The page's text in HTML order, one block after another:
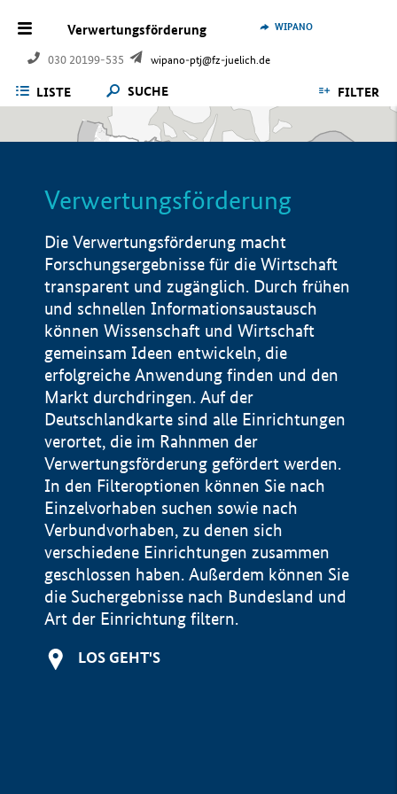
Verwertungsförderung
030 20199-535 wipano-ptj@fz-juelich.de
WIPANO
LISTE SUCHE FILTER
Verwertungsförderung
Die Verwertungsförderung macht
Forschungsergebnisse für die Wirtschaft
transparent und zugänglich. Durch frühen
und schnellen Informationsaustausch
können Wissenschaft und Wirtschaft
gemeinsam Ideen entwickeln, die
erfolgreiche Anwendung finden und den
Markt durchdringen. Auf der
Deutschlandkarte sind alle Einrichtungen
verortet, die im Rahnmen der
Verwertungsförderung gefördert werden.
In den Filteroptionen können Sie nach
Einzelvorhaben suchen sowie nach
Verbundvorhaben, zu denen sich
verschiedene Einrichtungen zusammen
geschlossen haben. Außerdem können Sie
die Suchergebnisse nach Bundesland und
Art der Einrichtung filtern.
LOS GEHT'S